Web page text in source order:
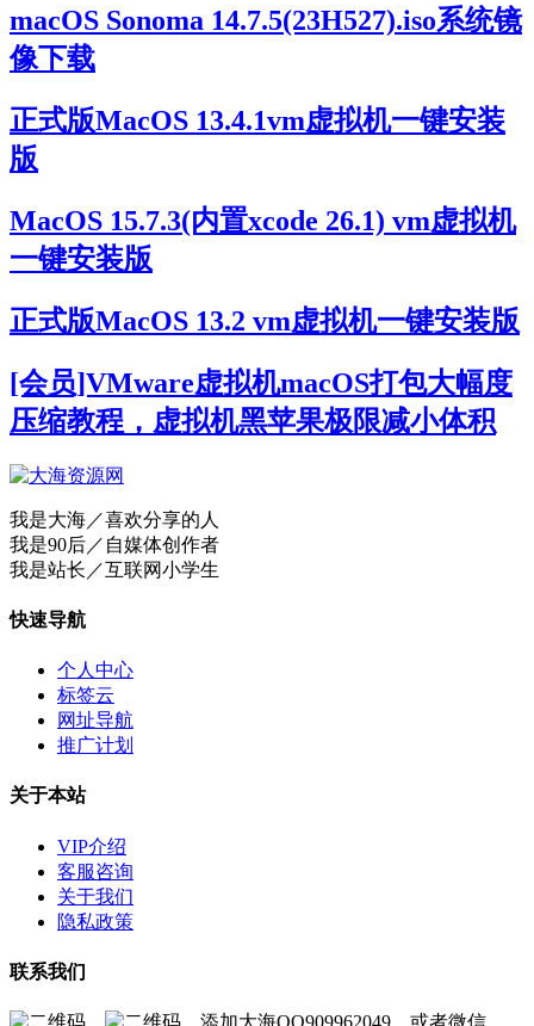
macOS Sonoma 14.7.5(23H527).iso系统镜
像下载
正式版MacOS 13.4.1vm虚拟机一键安装
版
MacOS 15.7.3(内置xcode 26.1) vm虚拟机
一键安装版
正式版MacOS 13.2 vm虚拟机一键安装版
[会员]VMware虚拟机macOS打包大幅度
压缩教程，虚拟机黑苹果极限减小体积
我是大海／喜欢分享的人
我是90后／自媒体创作者
我是站长／互联网小学生
快速导航
个人中心
标签云
网址导航
推广计划
关于本站
VIP介绍
客服咨询
关于我们
隐私政策
联系我们